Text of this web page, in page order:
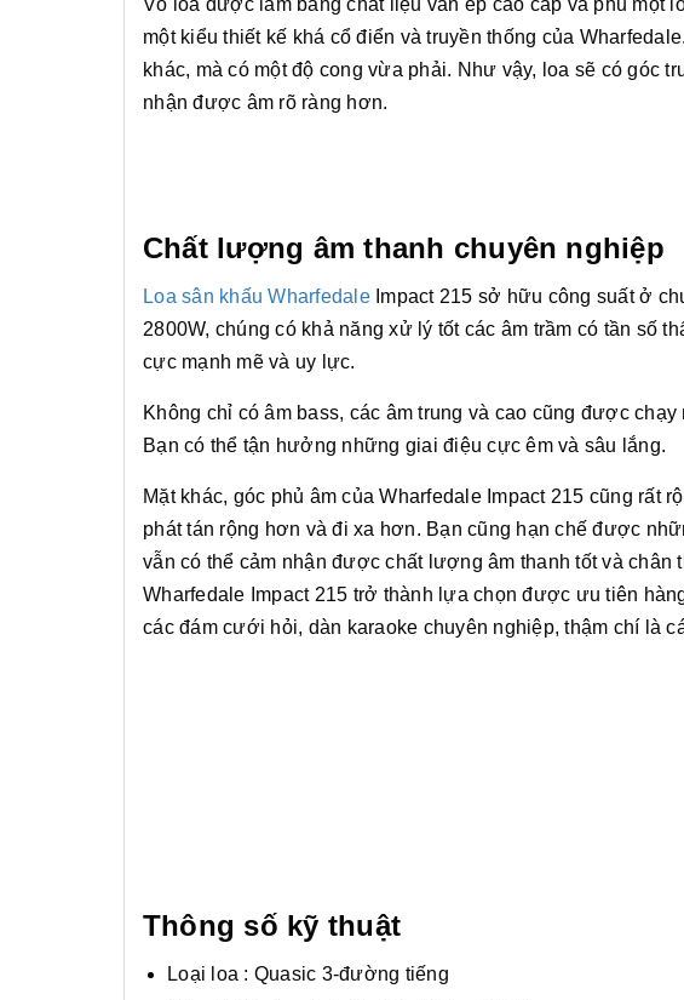
một kiểu thiết kế khá cổ điển và truyền thống của
khác, mà có một độ cong vừa phải. Như vậy, loa sẽ có góc
nhận được âm rõ ràng hơn.
Chất lượng âm thanh chuyên nghiệp
Loa sân khấu WharfedaleImpact 215 sở hữu công suất ở
2800W, chúng có khả năng xử lý tốt các âm trầm có tần số
cực mạnh mẽ và uy lực.
Không chỉ có âm bass, các âm trung và cao cũng được
Bạn có thể tận hưởng những giai điệu cực êm và sâu lắng.
Mặt khác, góc phủ âm của Wharfedale Impact 215 cũng rất
phát tán rộng hơn và đi xa hơn. Bạn cũng hạn chế được
vẫn có thể cảm nhận được chất lượng âm thanh tốt và
Wharfedale Impact 215 trở thành lựa chọn được ưu tiên
các đám cưới hỏi, dàn karaoke chuyên nghiệp, thậm chí là
Thông số kỹ thuật
Loại loa : Quasic 3-đường tiếng